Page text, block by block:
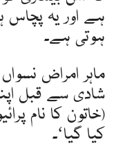
ہے اور یہ پچاس
ہوتی ہے۔
ماہر امراض
شادی سے قبل
(خاتون کا نام
کیا گیا‘۔